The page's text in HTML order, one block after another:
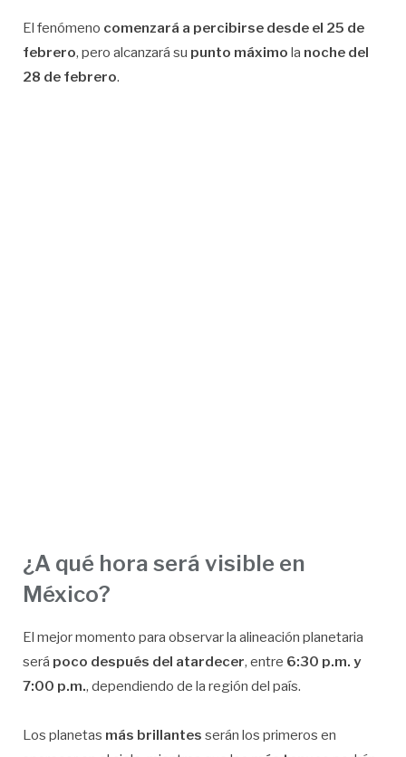
El fenómeno comenzará a percibirse desde el 25 de
febrero, pero alcanzará su punto máximo la noche del
28 de febrero.
¿A qué hora será visible en
México?
El mejor momento para observar la alineación planetaria
será poco después del atardecer, entre 6:30 p.m. y
7:00 p.m., dependiendo de la región del país.
Los planetas más brillantes serán los primeros en